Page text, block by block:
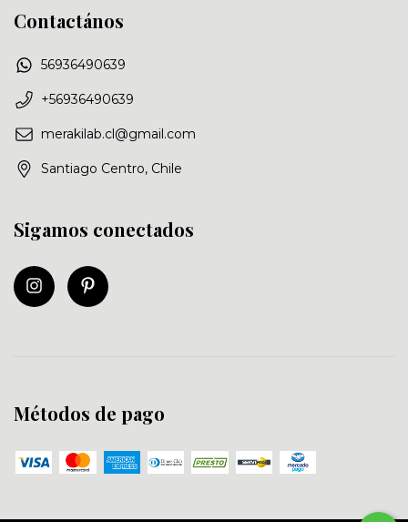
Contactános
56936490639
+56936490639
merakilab.cl@gmail.com
Santiago Centro, Chile
Sigamos conectados
Métodos de pago